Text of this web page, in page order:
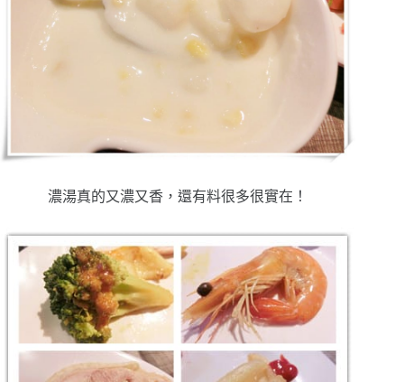
濃湯真的又濃又香，還有料很多很實在！